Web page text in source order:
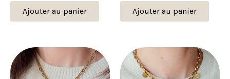
Ajouter au panier Ajouter au panier